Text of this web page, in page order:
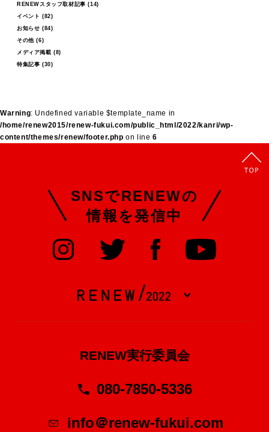
RENEWスタッフ取材記事 (14)
イベント (82)
お知らせ (84)
その他(6)
メディア掲載 (8)
特集記事 (30)
Warning: Undefined variable $template_name in
/home/renew2015/renew-fukui.com/public_html/2022/kanri/wp-
content/themes/renew/footer.php on line 6
SNSでRENEWの
情報を発信中
RENEW実行委員会
080-7850-5336
info＠renew-fukui.com